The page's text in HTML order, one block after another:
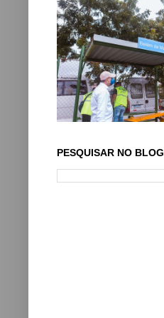
PESQUISAR NO BLOG